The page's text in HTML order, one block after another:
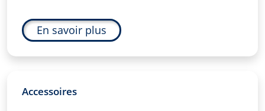
En savoir plus
Accessoires